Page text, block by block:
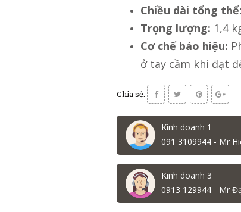
Chiều dài tổng thể:
Trọng lượng: 1,4
Cơ chế báo hiệu:
ở tay cầm khi đạt
Chia sẻ:
Kinh doanh 1
091 3109944 - Mr
Kinh doanh 3
0913 129944 - Mr